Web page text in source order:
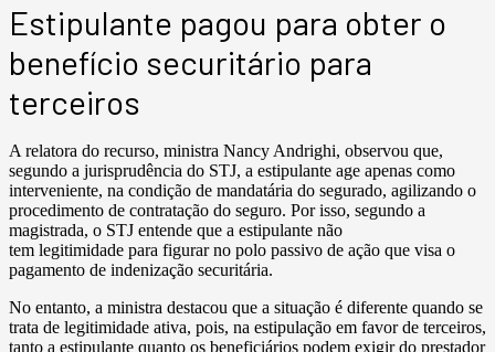
Estipulante pagou para obter o
benefício securitário para
terceiros
A relatora do recurso, ministra Nancy Andrighi, observou que,
segundo a jurisprudência do STJ, a estipulante age apenas como
interveniente, na condição de mandatária do segurado, agilizando o
procedimento de contratação do seguro. Por isso, segundo a
magistrada, o STJ entende que a estipulante não
tem legitimidade para figurar no polo passivo de ação que visa o
pagamento de indenização securitária.
No entanto, a ministra destacou que a situação é diferente quando se
trata de legitimidade ativa, pois, na estipulação em favor de terceiros,
tanto a estipulante quanto os beneficiários podem exigir do prestador